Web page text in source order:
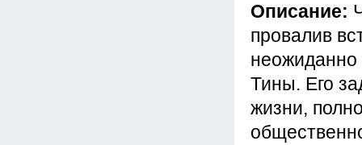
Описание:
провалив
неожиданно
Тины. Его
жизни,